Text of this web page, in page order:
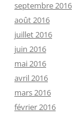
septembre 2016
août 2016
juillet 2016
juin 2016
mai 2016
avril 2016
mars 2016
février 2016